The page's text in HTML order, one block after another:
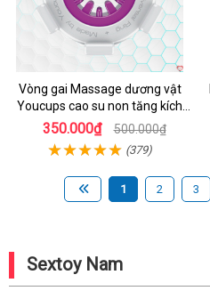
Vòng gai Massage dương vật
Youcups cao su non tăng kích
thước
350.000₫ 500.000₫
(379)
1 2 3
Sextoy Nam